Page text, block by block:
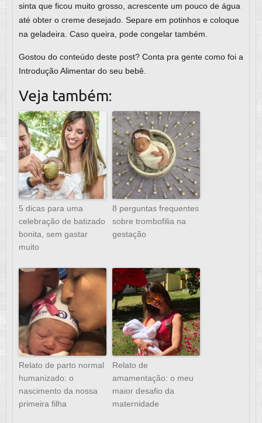
sinta que ficou muito grosso, acrescente um pouco de água
até obter o creme desejado. Separe em potinhos e coloque
na geladeira. Caso queira, pode congelar também.
Gostou do conteúdo deste post? Conta pra gente como foi a
Introdução Alimentar do seu bebê.
Veja também:
5 dicas para uma
celebração de batizado
bonita, sem gastar
muito
8 perguntas frequentes
sobre trombofilia na
gestação
Relato de parto normal
humanizado: o
nascimento da nossa
primeira filha
Relato de
amamentação: o meu
maior desafio da
maternidade